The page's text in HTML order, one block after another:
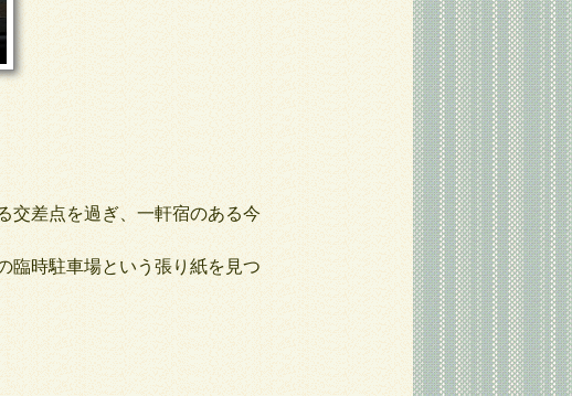
交差点を過ぎ、一軒宿のある今
臨時駐車場という張り紙を見つ